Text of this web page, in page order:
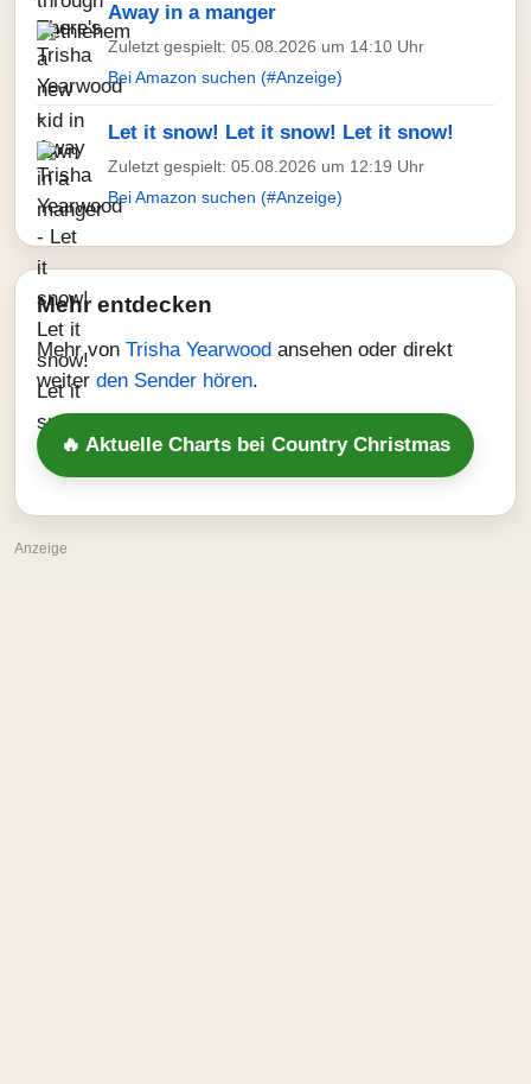
Away in a manger
Zuletzt gespielt: 05.08.2026 um 14:10 Uhr
Bei Amazon suchen (#Anzeige)
Let it snow! Let it snow! Let it snow!
Zuletzt gespielt: 05.08.2026 um 12:19 Uhr
Bei Amazon suchen (#Anzeige)
Mehr entdecken
Mehr von Trisha Yearwood ansehen oder direkt
weiter den Sender hören.
🔥 Aktuelle Charts bei Country Christmas
Anzeige